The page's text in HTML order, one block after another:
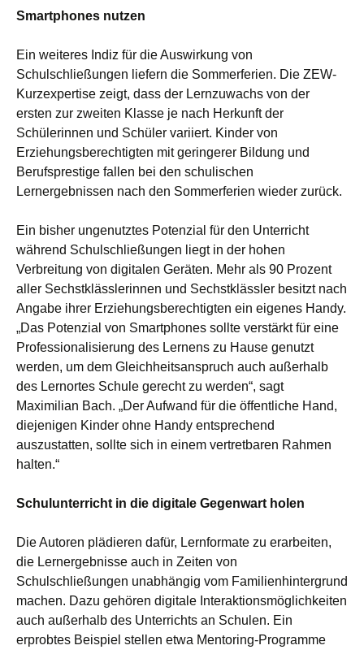
Smartphones nutzen
Ein weiteres Indiz für die Auswirkung von
Schulschließungen liefern die Sommerferien. Die ZEW-
Kurzexpertise zeigt, dass der Lernzuwachs von der
ersten zur zweiten Klasse je nach Herkunft der
Schülerinnen und Schüler variiert. Kinder von
Erziehungsberechtigten mit geringerer Bildung und
Berufsprestige fallen bei den schulischen
Lernergebnissen nach den Sommerferien wieder zurück.
Ein bisher ungenutztes Potenzial für den Unterricht
während Schulschließungen liegt in der hohen
Verbreitung von digitalen Geräten. Mehr als 90 Prozent
aller Sechstklässlerinnen und Sechstklässler besitzt nach
Angabe ihrer Erziehungsberechtigten ein eigenes Handy.
„Das Potenzial von Smartphones sollte verstärkt für eine
Professionalisierung des Lernens zu Hause genutzt
werden, um dem Gleichheitsanspruch auch außerhalb
des Lernortes Schule gerecht zu werden“, sagt
Maximilian Bach. „Der Aufwand für die öffentliche Hand,
diejenigen Kinder ohne Handy entsprechend
auszustatten, sollte sich in einem vertretbaren Rahmen
halten.“
Schulunterricht in die digitale Gegenwart holen
Die Autoren plädieren dafür, Lernformate zu erarbeiten,
die Lernergebnisse auch in Zeiten von
Schulschließungen unabhängig vom Familienhintergrund
machen. Dazu gehören digitale Interaktionsmöglichkeiten
auch außerhalb des Unterrichts an Schulen. Ein
erprobtes Beispiel stellen etwa Mentoring-Programme